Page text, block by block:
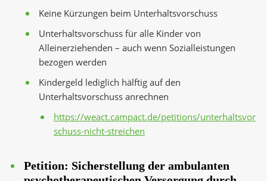
Keine Kürzungen beim Unterhaltsvorschuss
Unterhaltsvorschuss für alle Kinder von
Alleinerziehenden – auch wenn Sozialleistungen
bezogen werden
Kindergeld lediglich hälftig auf den
Unterhaltsvorschuss anrechnen
https://weact.campact.de/petitions/unterhaltsvor
schuss-nicht-streichen
Petition: Sicherstellung der ambulanten